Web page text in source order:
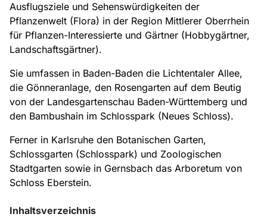
Ausflugsziele und Sehenswürdigkeiten der
Pflanzenwelt (Flora) in der Region Mittlerer Oberrhein
für Pflanzen-Interessierte und Gärtner (Hobbygärtner,
Landschaftsgärtner).
Sie umfassen in Baden-Baden die Lichtentaler Allee,
die Gönneranlage, den Rosengarten auf dem Beutig
von der Landesgartenschau Baden-Württemberg und
den Bambushain im Schlosspark (Neues Schloss).
Ferner in Karlsruhe den Botanischen Garten,
Schlossgarten (Schlosspark) und Zoologischen
Stadtgarten sowie in Gernsbach das Arboretum von
Schloss Eberstein.
Inhaltsverzeichnis